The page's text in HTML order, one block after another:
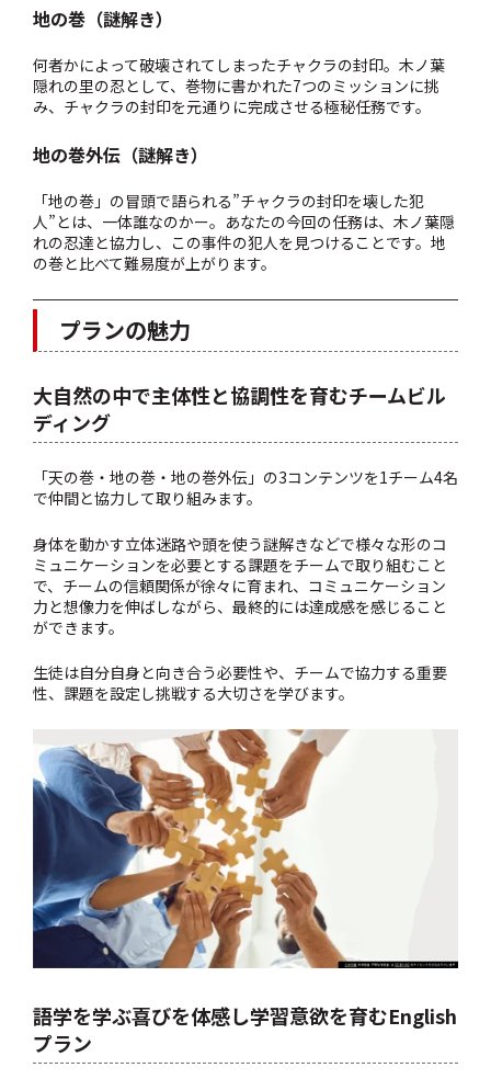
地の巻（謎解き）
何者かによって破壊されてしまったチャクラの封印。 木ノ葉
隠れの里の忍として、巻物に書かれた7つのミッションに挑
み、チャクラの封印を元通りに完成させる極秘任務です。
地の巻外伝（謎解き）
「地の巻」の冒頭で語られる”チャクラの封印を壊した犯
人”とは、一体誰なのかー。 あなたの今回の任務は、木ノ葉隠
れの忍達と協力し、この事件の犯人を見つけることです。地
の巻と比べて難易度が上がります。
プランの魅力
大自然の中で主体性と協調性を育むチームビル
ディング
「天の巻・地の巻・地の巻外伝」の3コンテンツを1チーム4名
で仲間と協力して取り組みます。
身体を動かす立体迷路や頭を使う謎解きなどで様々な形のコ
ミュニケーションを必要とする課題をチームで取り組むこと
で、チームの信頼関係が徐々に育まれ、コミュニケーション
力と想像力を伸ばしながら、最終的には達成感を感じること
ができます。
生徒は自分自身と向き合う必要性や、チームで協力する重要
性、課題を設定し挑戦する大切さを学びます。
語学を学ぶ喜びを体感し学習意欲を育むEnglish
プラン